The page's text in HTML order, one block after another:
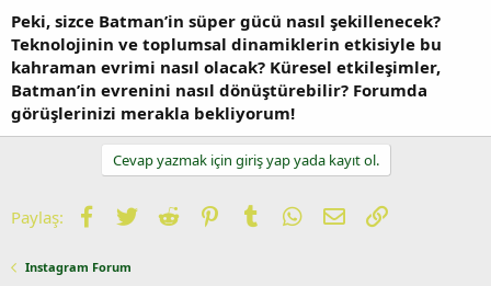
Peki, sizce Batman’in süper gücü nasıl şekillenecek?
Teknolojinin ve toplumsal dinamiklerin etkisiyle bu
kahraman evrimi nasıl olacak? Küresel etkileşimler,
Batman’in evrenini nasıl dönüştürebilir? Forumda
görüşlerinizi merakla bekliyorum!
Cevap yazmak için giriş yap yada kayıt ol.
Paylaş: Facebook
TwitterReddit PinterestTumblrWhatsApp
E-postaLink
Instagram Forum